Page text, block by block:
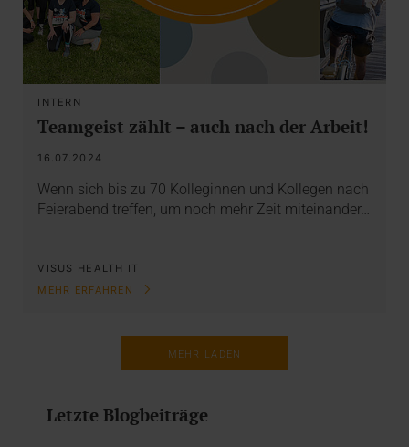
INTERN
Teamgeist zählt – auch nach der Arbeit!
16.07.2024
Wenn sich bis zu 70 Kolleginnen und Kollegen nach
Feierabend treffen, um noch mehr Zeit miteinander…
VISUS HEALTH IT
MEHR ERFAHREN
MEHR LADEN
Letzte Blogbeiträge